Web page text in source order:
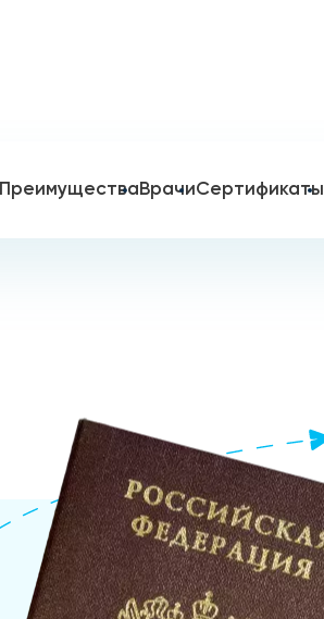
ПреимуществаВрачиСертификаты